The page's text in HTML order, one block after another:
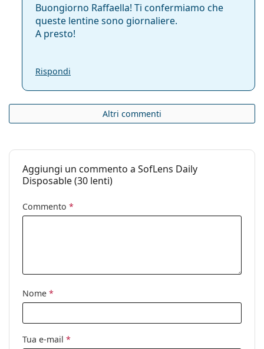
Buongiorno Raffaella! Ti confermiamo che
queste lentine sono giornaliere.
A presto!
Rispondi
Altri commenti
Aggiungi un commento a SofLens Daily
Disposable (30 lenti)
Commento *
Nome *
Tua e-mail *